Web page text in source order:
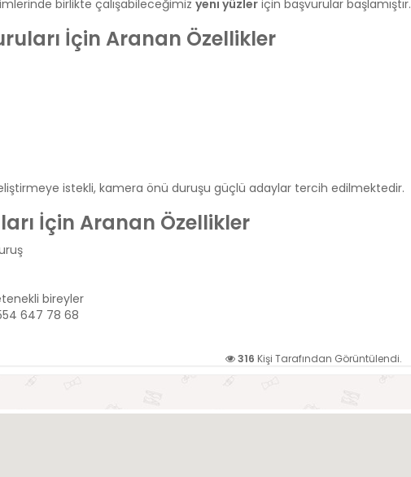
birlikte çalışabileceğimiz yeni yüzler için başvurular başlamıştır.
İçin Aranan Özellikler
istekli, kamera önü duruşu güçlü adaylar tercih edilmektedir.
İçin Aranan Özellikler
bireyler
647 78 68
316 Kişi Tarafından Görüntülendi.